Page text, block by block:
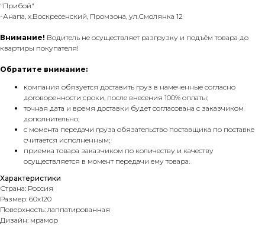
"Прибой"
-Анапа, х.Воскресенский, Промзона, ул.Смолянка 12
Внимание! Водитель не осуществляет разгрузку и подъём товара до
квартиры покупателя!
Обратите внимание:
компания обязуется доставить груз в намеченные согласно
договоренности сроки, после внесения 100% оплаты;
точная дата и время доставки будет согласована с заказчиком
дополнительно;
с момента передачи груза обязательство поставщика по поставке
считается исполненным;
приемка товара заказчиком по количеству и качеству
осуществляется в момент передачи ему товара.
Характеристики
Страна: Россия
Размер: 60х120
Поверхность: лаппатированная
Дизайн: мрамор